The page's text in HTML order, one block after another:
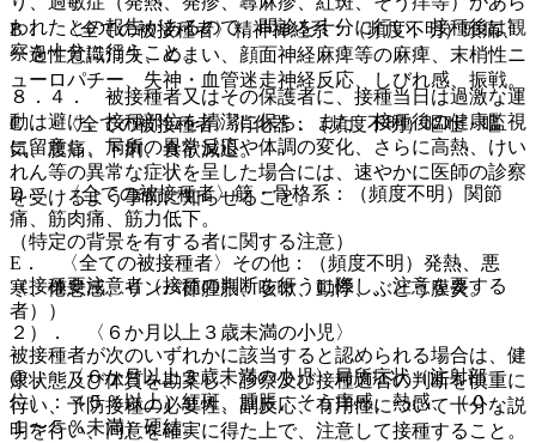
われたとの報告があるので、問診を十分に行い、接種後は観
察を十分に行うこと。
８．４． 被接種者又はその保護者に、接種当日は過激な運
動は避け、接種部位を清潔に保ち、また、接種後の健康監視
に留意し、局所の異常反応や体調の変化、さらに高熱、けい
れん等の異常な症状を呈した場合には、速やかに医師の診察
を受けるよう事前に知らせること。
（特定の背景を有する者に関する注意）
（接種要注意者（接種の判断を行うに際し、注意を要する
者））
被接種者が次のいずれかに該当すると認められる場合は、健
康状態及び体質を勘案し、診察及び接種適否の判断を慎重に
行い、予防接種の必要性、副反応、有用性について十分な説
明を行い、同意を確実に得た上で、注意して接種すること。
B． 〈全ての被接種者〉精神神経系：（頻度不明）頭痛、
一過性意識消失、めまい、顔面神経麻痺等の麻痺、末梢性ニ
ューロパチー、失神・血管迷走神経反応、しびれ感、振戦。
C． 〈全ての被接種者〉消化器：（頻度不明）嘔吐・嘔
気、腹痛、下痢、食欲減退。
D． 〈全ての被接種者〉筋・骨格系：（頻度不明）関節
痛、筋肉痛、筋力低下。
E． 〈全ての被接種者〉その他：（頻度不明）発熱、悪
寒、倦怠感、リンパ節腫脹、咳嗽、動悸、ぶどう膜炎。
２）． 〈６か月以上３歳未満の小児〉
@． 〈６か月以上３歳未満の小児〉局所症状（注射部
位）：（５％以上）紅斑、腫脹、そう痒感、熱感、（０．
１〜５％未満）硬結。